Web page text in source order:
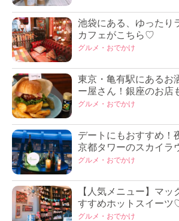
池袋にある、ゆったり
カフェがこちら♡
グルメ・おでかけ
東京・亀有駅にあるお
ー屋さん！銀座のお店
グルメ・おでかけ
デートにもおすすめ！
京都タワーのスカイラ
グルメ・おでかけ
【人気メニュー】マッ
すすめホットスイーツ
グルメ・おでかけ